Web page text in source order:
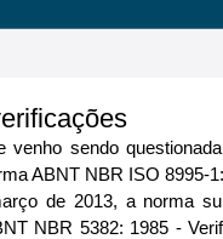
venho sendo
ABNT NBR ISO 8995-
de 2013, a norma
NBR 5382: 1985 -